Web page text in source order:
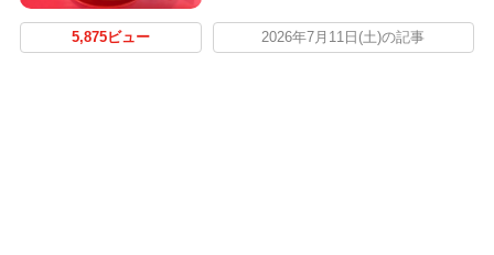
5,875ビュー 2026年7月11日(土)の記事